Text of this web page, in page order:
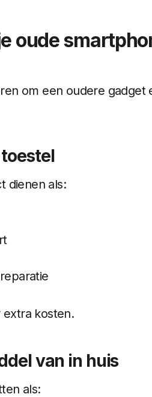
oude
om een oudere gadget
dienen als:
extra kosten.
van in huis
als: